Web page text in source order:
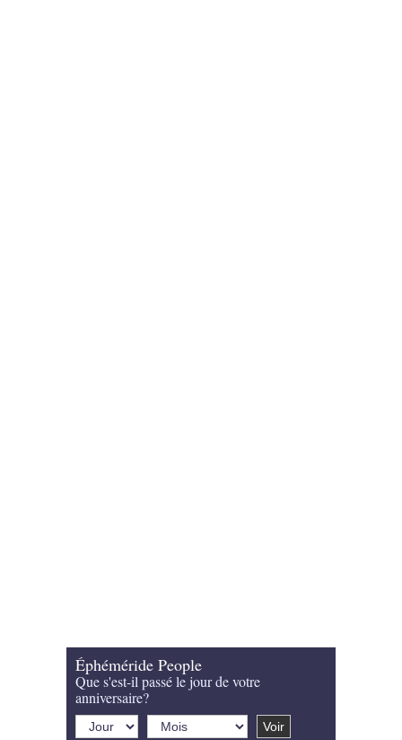
Éphéméride People
Que s'est-il passé le jour de votre
anniversaire?